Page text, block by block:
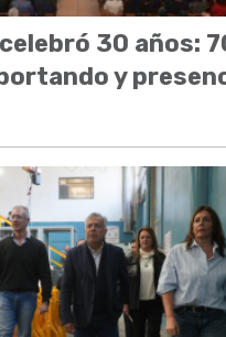
30 años:
y